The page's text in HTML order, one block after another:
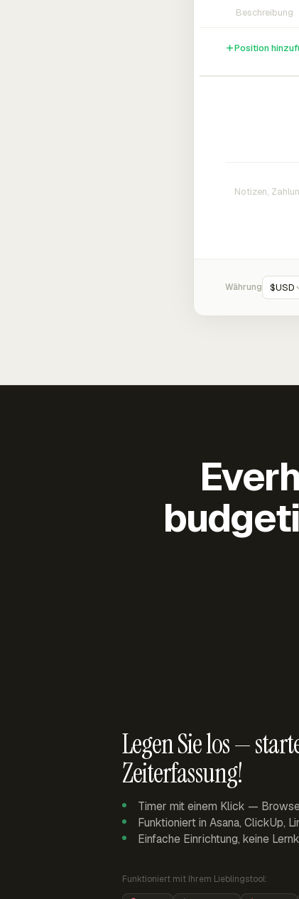
Position
Währung $USD
Legen Sie los —
Zeiterfassung!
Timer mit einem Klick —
Funktioniert in Asana, ClickUp,
Einfache Einrichtung, keine
Funktioniert mit Ihrem Lieblingstool: